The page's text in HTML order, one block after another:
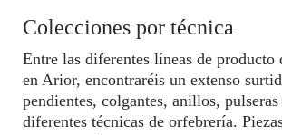
Colecciones por técnica
Entre las diferentes líneas de producto
en Arior, encontraréis un extenso
pendientes, colgantes, anillos,
diferentes técnicas de orfebrería.